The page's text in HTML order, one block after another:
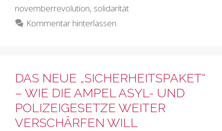
novemberrevolution, solidarität
Kommentar hinterlassen
DAS NEUE „SICHERHEITSPAKET“
– WIE DIE AMPEL ASYL- UND
POLIZEIGESETZE WEITER
VERSCHÄRFEN WILL